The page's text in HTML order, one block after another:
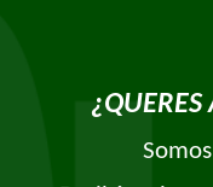
¿QUERES